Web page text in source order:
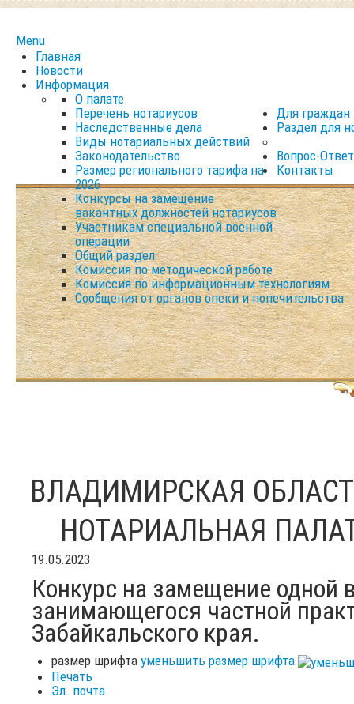
Menu
Главная
Новости
Информация
О палате
Перечень нотариусов
Наследственные дела
Виды нотариальных действий
Законодательство
Размер регионального тарифа на
2026
Конкурсы на замещение
вакантных должностей нотариусов
Участникам специальной военной
операции
Для граждан
Раздел для
Общий раздел
Комиссия по методической работе
Комиссия по информационным технологиям
Сообщения от органов опеки и попечительства
Вопрос-Ответ
Контакты
ВЛАДИМИРСКАЯ
НОТАРИАЛЬНАЯ
19.05.2023
Конкурс на замещение одной
занимающегося частной
Забайкальского края.
размер шрифта уменьшить размер шрифта
Печать
Эл. почта